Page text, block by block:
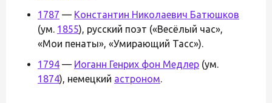
1787 — Константин Николаевич Батюшков
(ум. 1855), русский поэт («Весёлый час»,
«Мои пенаты», «Умирающий Тасс»).
1794 — Иоганн Генрих фон Медлер (ум.
1874), немецкий астроном.